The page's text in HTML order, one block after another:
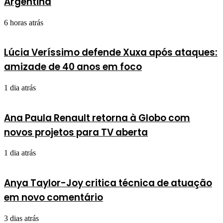
6 horas atrás
Lúcia Veríssimo defende Xuxa após ataques:
amizade de 40 anos em foco
1 dia atrás
Ana Paula Renault retorna à Globo com
novos projetos para TV aberta
1 dia atrás
Anya Taylor-Joy critica técnica de atuação
em novo comentário
3 dias atrás